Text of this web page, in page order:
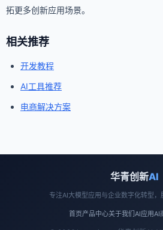
拓更多创新应用场景。
相关推荐
开发教程
AI工具推荐
电商解决方案
华青创新AI
专注AI大模型应用与企业数字化转型
首页产品中心关于我们 AI应用AI